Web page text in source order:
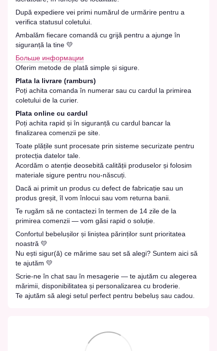
După expediere vei primi numărul de urmărire pentru a
verifica statusul coletului.
Ambalăm fiecare comandă cu grijă pentru a ajunge în
siguranță la tine 💛
Больше информации
Oferim metode de plată simple și sigure.
Plata la livrare (ramburs)
Poți achita comanda în numerar sau cu cardul la primirea
coletului de la curier.
Plata online cu cardul
Poți achita rapid și în siguranță cu cardul bancar la
finalizarea comenzii pe site.
Toate plățile sunt procesate prin sisteme securizate pentru
protecția datelor tale.
Acordăm o atenție deosebită calității produselor și folosim
materiale sigure pentru nou-născuți.
Dacă ai primit un produs cu defect de fabricație sau un
produs greșit, îl vom înlocui sau vom returna banii.
Te rugăm să ne contactezi în termen de 14 zile de la
primirea comenzii — vom găsi rapid o soluție.
Confortul bebelușilor și liniștea părinților sunt prioritatea
noastră 💛
Nu ești sigur(ă) ce mărime sau set să alegi? Suntem aici să
te ajutăm 💛
Scrie-ne în chat sau în mesagerie — te ajutăm cu alegerea
mărimii, disponibilitatea și personalizarea cu broderie.
Te ajutăm să alegi setul perfect pentru bebeluș sau cadou.